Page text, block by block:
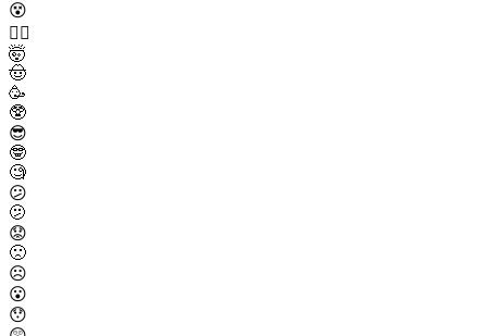
😵
😵‍💫
🤯
🤠
🥳
🥸
😎
🤓
🧐
😕
🫤
😟
🙁
☹️
😮
😯